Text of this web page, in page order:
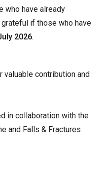
who have already
if those who have
2026.
valuable contribution and
in collaboration with the
and Falls & Fractures